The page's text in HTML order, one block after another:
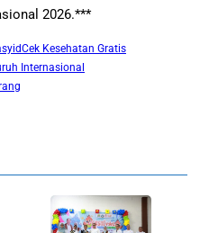
2026.***
Cek Kesehatan Gratis
Internasional